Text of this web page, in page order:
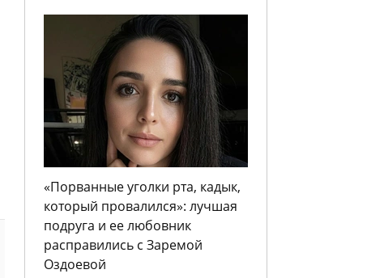
«Порванные уголки рта, кадык,
который провалился»: лучшая
подруга и ее любовник
расправились с Заремой
Оздоевой